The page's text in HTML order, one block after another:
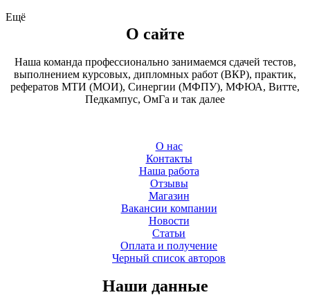
Ещё
О сайте
Наша команда профессионально занимаемся сдачей тестов,
выполнением курсовых, дипломных работ (ВКР), практик,
рефератов МТИ (МОИ), Синергии (МФПУ), МФЮА, Витте,
Педкампус, ОмГа и так далее
О нас
Контакты
Наша работа
Отзывы
Магазин
Вакансии компании
Новости
Статьи
Оплата и получение
Черный список авторов
Наши данные